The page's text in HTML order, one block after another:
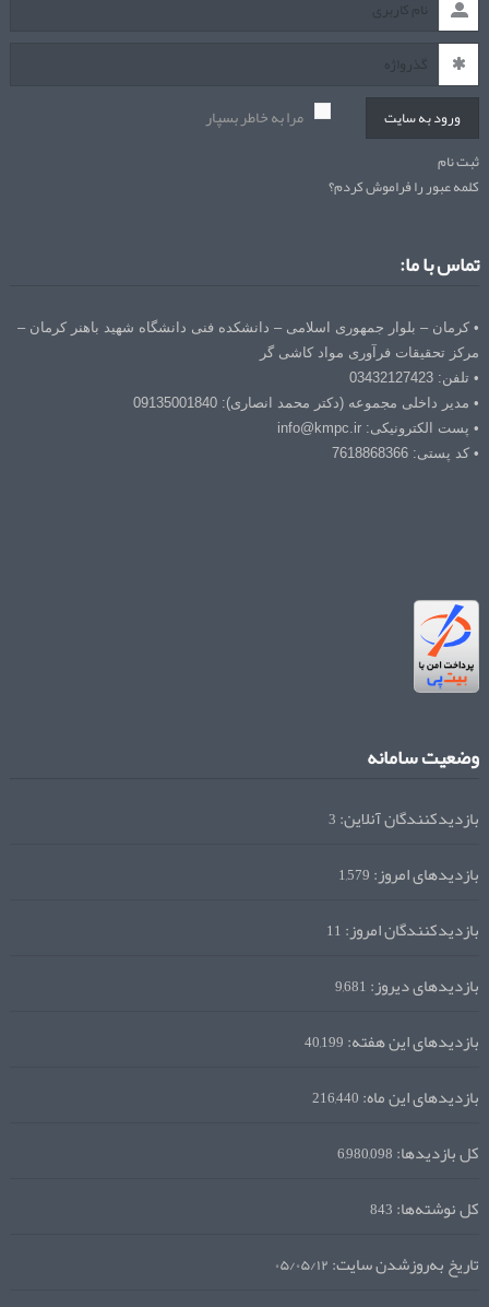
ورود به سایت مرا به خاطر بسپار
ثبت نام
کلمه عبور را فراموش کردم؟
تماس با ما:
• کرمان – بلوار جمهوری اسلامی – دانشکده فنی دانشگاه شهید باهنر کرمان –
مرکز تحقیقات فرآوری مواد کاشی گر
• تلفن: 03432127423
• مدیر داخلی مجموعه (دکتر محمد انصاری): 09135001840
• پست الکترونیکی: info@kmpc.ir
• کد پستی: 7618868366
وضعیت سامانه
بازدیدکنندگان آنلاین:3
بازدیدهای امروز:1,579
بازدیدکنندگان امروز:11
بازدیدهای دیروز:9,681
بازدیدهای این هفته:40,199
بازدیدهای این ماه:216,440
کل بازدیدها:6,980,098
کل نوشته‌ها:843
تاریخ به‌روزشدن سایت:۰۵/۰۵/۱۲